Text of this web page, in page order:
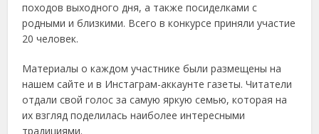
походов выходного дня, а также посиделками с
родными и близкими. Всего в конкурсе приняли участие
20 человек.
Материалы о каждом участнике были размещены на
нашем сайте и в Инстаграм-аккаунте газеты. Читатели
отдали свой голос за самую яркую семью, которая на
их взгляд поделилась наиболее интересными
традициями.